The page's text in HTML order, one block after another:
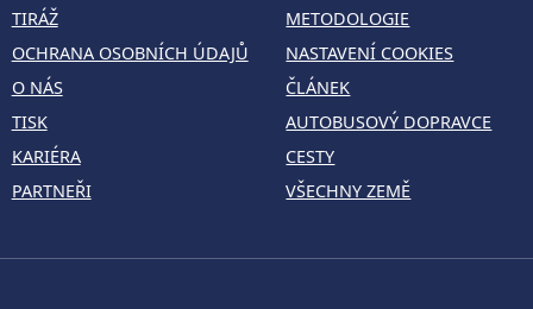
TIRÁŽ
OCHRANA OSOBNÍCH ÚDAJŮ
O NÁS
TISK
KARIÉRA
PARTNEŘI
METODOLOGIE
NASTAVENÍ COOKIES
ČLÁNEK
AUTOBUSOVÝ DOPRAVCE
CESTY
VŠECHNY ZEMĚ